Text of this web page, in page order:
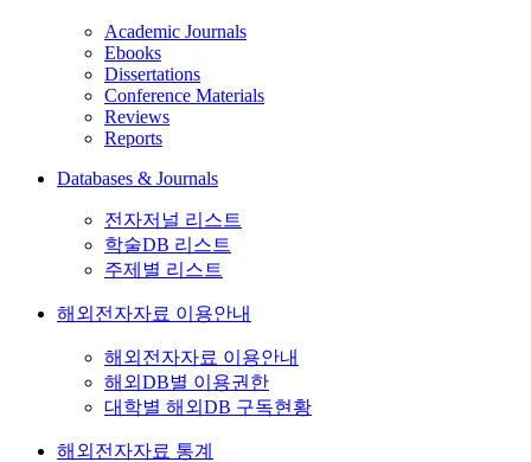
Academic Journals
Ebooks
Dissertations
Conference Materials
Reviews
Reports
Databases & Journals
전자저널 리스트
학술DB 리스트
주제별 리스트
해외전자자료 이용안내
해외전자자료 이용안내
해외DB별 이용권한
대학별 해외DB 구독현황
해외전자자료 통계